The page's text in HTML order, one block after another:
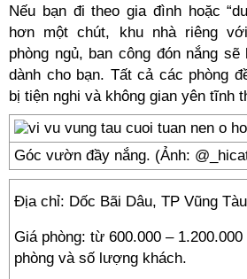
Nếu bạn đi theo gia đình hoặc
hơn một chút, khu nhà riêng
phòng ngủ, ban công đón nắng
dành cho bạn. Tất cả các phòng
bị tiện nghi và không gian yên tĩnh
Góc vườn đầy nắng. (Ảnh:
Địa chỉ: Dốc Bãi Dâu, TP Vũng
Giá phòng: từ 600.000 –
phòng và số lượng khách.